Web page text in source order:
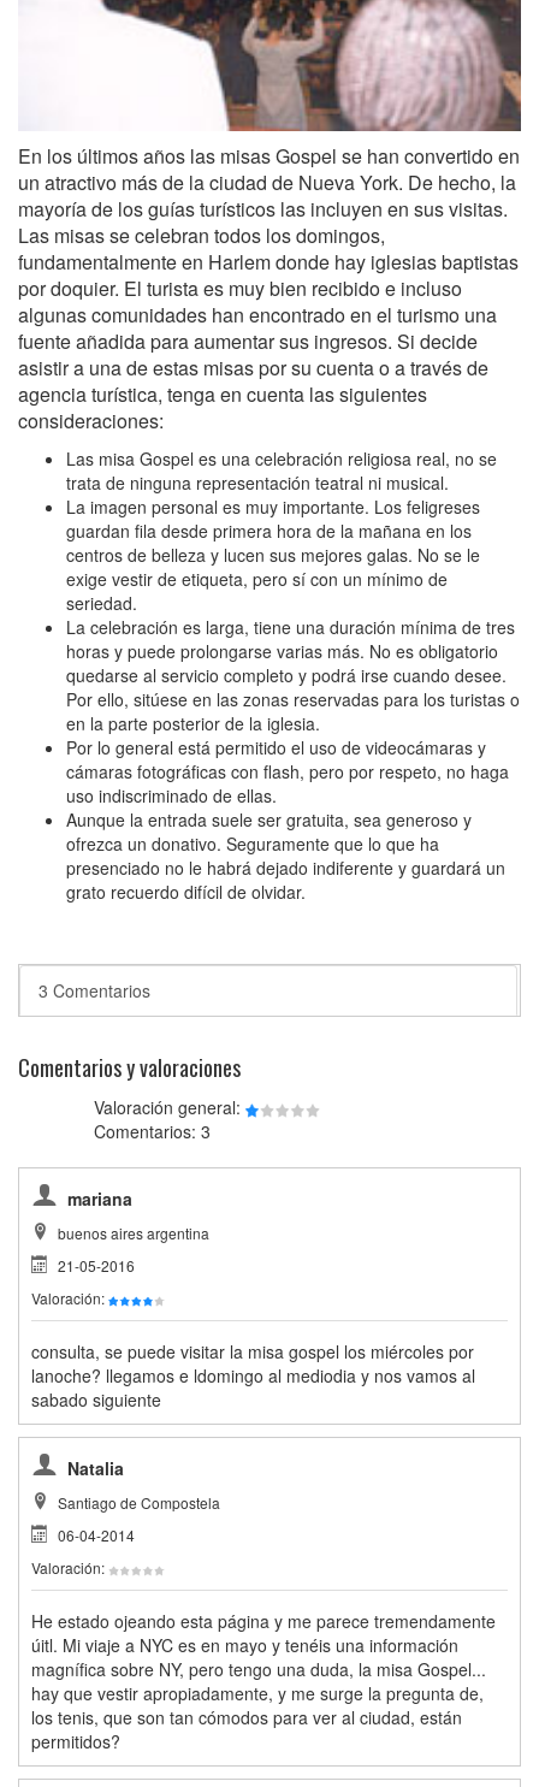
En los últimos años las misas Gospel se han convertido en
un atractivo más de la ciudad de Nueva York. De hecho, la
mayoría de los guías turísticos las incluyen en sus visitas.
Las misas se celebran todos los domingos,
fundamentalmente en Harlem donde hay iglesias baptistas
por doquier. El turista es muy bien recibido e incluso
algunas comunidades han encontrado en el turismo una
fuente añadida para aumentar sus ingresos. Si decide
asistir a una de estas misas por su cuenta o a través de
agencia turística, tenga en cuenta las siguientes
consideraciones:
Las misa Gospel es una celebración religiosa real, no se
trata de ninguna representación teatral ni musical.
La imagen personal es muy importante. Los feligreses
guardan fila desde primera hora de la mañana en los
centros de belleza y lucen sus mejores galas. No se le
exige vestir de etiqueta, pero sí con un mínimo de
seriedad.
La celebración es larga, tiene una duración mínima de tres
horas y puede prolongarse varias más. No es obligatorio
quedarse al servicio completo y podrá irse cuando desee.
Por ello, sitúese en las zonas reservadas para los turistas o
en la parte posterior de la iglesia.
Por lo general está permitido el uso de videocámaras y
cámaras fotográficas con flash, pero por respeto, no haga
uso indiscriminado de ellas.
Aunque la entrada suele ser gratuita, sea generoso y
ofrezca un donativo. Seguramente que lo que ha
presenciado no le habrá dejado indiferente y guardará un
grato recuerdo difícil de olvidar.
3 Comentarios
Comentarios y valoraciones
Valoración general:
Comentarios: 3
mariana
buenos aires argentina
21-05-2016
Valoración:
consulta, se puede visitar la misa gospel los miércoles por
lanoche? llegamos e ldomingo al mediodia y nos vamos al
sabado siguiente
Natalia
Santiago de Compostela
06-04-2014
Valoración:
He estado ojeando esta página y me parece tremendamente
úitl. Mi viaje a NYC es en mayo y tenéis una información
magnífica sobre NY, pero tengo una duda, la misa Gospel...
hay que vestir apropiadamente, y me surge la pregunta de,
los tenis, que son tan cómodos para ver al ciudad, están
permitidos?